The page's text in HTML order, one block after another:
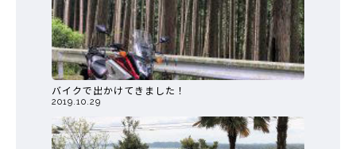
バイクで出かけてきました！
2019.10.29